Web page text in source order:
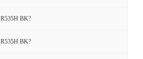
R535H BK?
R535H BK?